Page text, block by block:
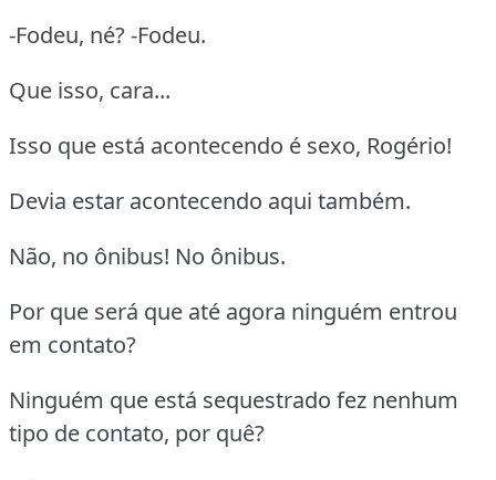
-Fodeu, né? -Fodeu.
Que isso, cara...
Isso que está acontecendo é sexo, Rogério!
Devia estar acontecendo aqui também.
Não, no ônibus! No ônibus.
Por que será que até agora ninguém entrou
em contato?
Ninguém que está sequestrado fez nenhum
tipo de contato, por quê?